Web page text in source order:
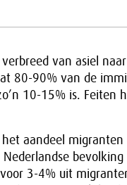
van asiel
80-90% van de
10-15% is. Feiten
aandeel migranten
3-4% uit